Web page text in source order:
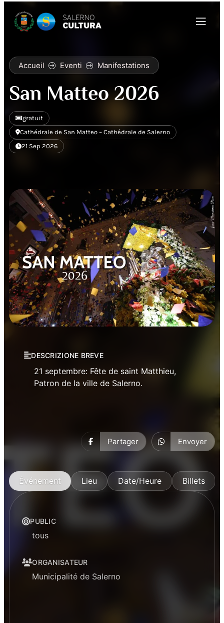
Accueil Eventi Manifestations
San Matteo 2026
gratuit
Cathédrale de San Matteo – Cathédrale de Salerno
21 Sep 2026
DESCRIZIONE BREVE
21 septembre: Fête de saint Matthieu,
Patron de la ville de Salerno.
Partager Envoyer
Événement Lieu Date/Heure Billets
PUBLIC
tous
ORGANISATEUR
Municipalité de Salerno